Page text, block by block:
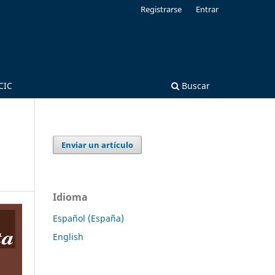
Buscar
Registrarse Entrar
Enviar un artículo
Idioma
Español (España)
English